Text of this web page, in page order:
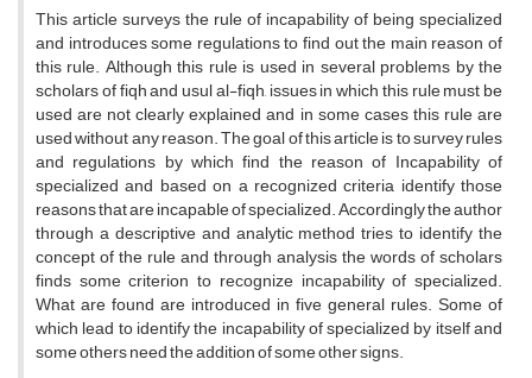
This article surveys the rule of incapability of being specialized
and introduces some regulations to find out the main reason of
this rule. Although this rule is used in several problems by the
scholars of fiqh and usul al-fiqh, issues in which this rule must be
used are not clearly explained and in some cases this rule are
used without any reason. The goal of this article is to survey rules
and regulations by which find the reason of Incapability of
specialized and based on a recognized criteria identify those
reasons that are incapable of specialized. Accordingly the author
through a descriptive and analytic method tries to identify the
concept of the rule and through analysis the words of scholars
finds some criterion to recognize incapability of specialized.
What are found are introduced in five general rules. Some of
which lead to identify the incapability of specialized by itself and
some others need the addition of some other signs.